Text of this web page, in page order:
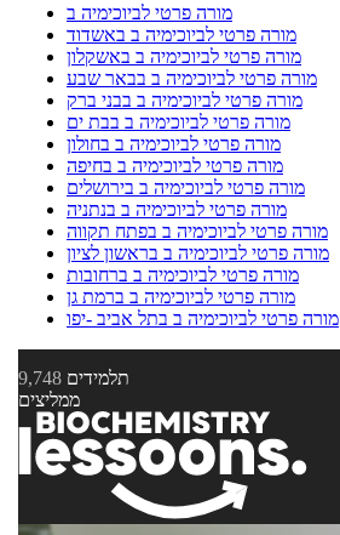
מורה פרטי לביוכימיה ב
מורה פרטי לביוכימיה ב באשדוד
מורה פרטי לביוכימיה ב באשקלון
מורה פרטי לביוכימיה ב בבאר שבע
מורה פרטי לביוכימיה ב בבני ברק
מורה פרטי לביוכימיה ב בבת ים
מורה פרטי לביוכימיה ב בחולון
מורה פרטי לביוכימיה ב בחיפה
מורה פרטי לביוכימיה ב בירושלים
מורה פרטי לביוכימיה ב בנתניה
מורה פרטי לביוכימיה ב בפתח תקווה
מורה פרטי לביוכימיה ב בראשון לציון
מורה פרטי לביוכימיה ב ברחובות
מורה פרטי לביוכימיה ב ברמת גן
מורה פרטי לביוכימיה ב בתל אביב -יפו
9,748 תלמידים
ממליצים